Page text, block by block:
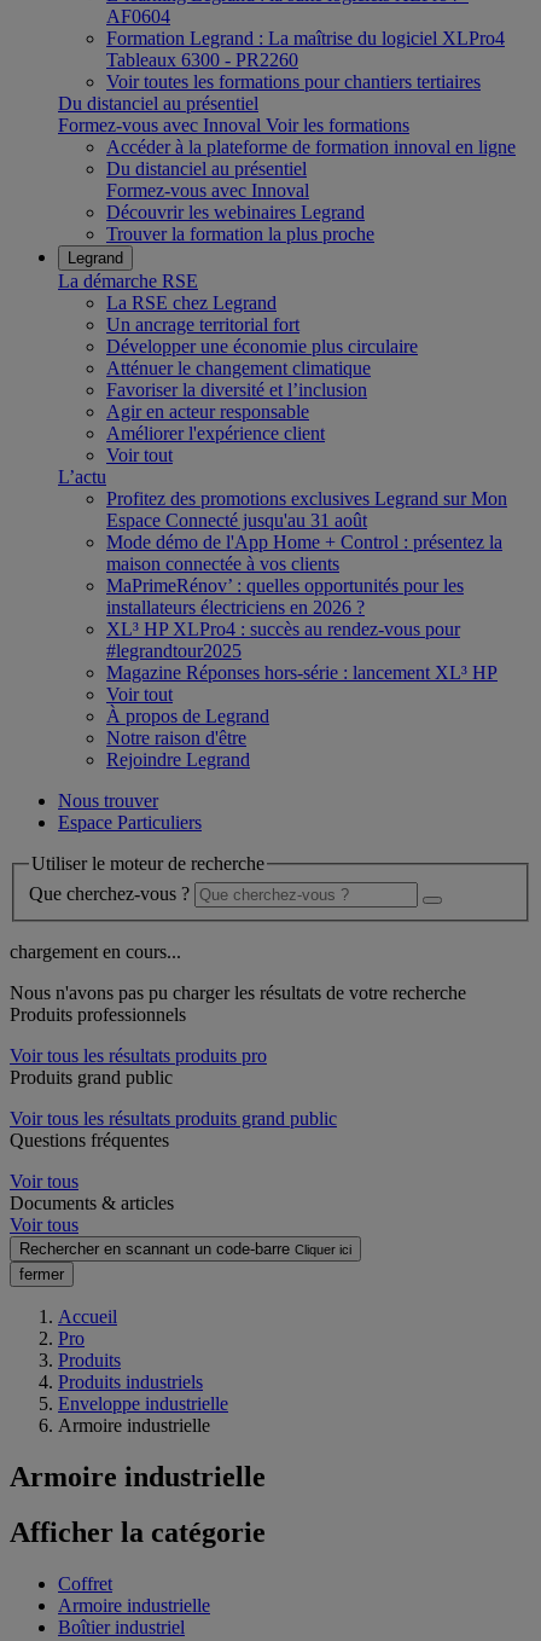
AF0604
Formation Legrand : La maîtrise du logiciel XLPro4
Tableaux 6300 - PR2260
Voir toutes les formations pour chantiers tertiaires
Du distanciel au présentiel
Formez-vous avec Innoval Voir les formations
Accéder à la plateforme de formation innoval en ligne
Du distanciel au présentiel
Formez-vous avec Innoval
Découvrir les webinaires Legrand
Trouver la formation la plus proche
Legrand
La démarche RSE
La RSE chez Legrand
Un ancrage territorial fort
Développer une économie plus circulaire
Atténuer le changement climatique
Favoriser la diversité et l’inclusion
Agir en acteur responsable
Améliorer l'expérience client
Voir tout
L’actu
Profitez des promotions exclusives Legrand sur Mon
Espace Connecté jusqu'au 31 août
Mode démo de l'App Home + Control : présentez la
maison connectée à vos clients
MaPrimeRénov’ : quelles opportunités pour les
installateurs électriciens en 2026 ?
XL³ HP XLPro4 : succès au rendez-vous pour
#legrandtour2025
Magazine Réponses hors-série : lancement XL³ HP
Voir tout
À propos de Legrand
Notre raison d'être
Rejoindre Legrand
Nous trouver
Espace Particuliers
Utiliser le moteur de recherche
Que cherchez-vous ?
chargement en cours...
Nous n'avons pas pu charger les résultats de votre recherche
Produits professionnels
Voir tous les résultats produits pro
Produits grand public
Voir tous les résultats produits grand public
Questions fréquentes
Voir tous
Documents & articles
Voir tous
Rechercher en scannant un code-barre Cliquer ici
fermer
Accueil
Pro
Produits
Produits industriels
Enveloppe industrielle
Armoire industrielle
Armoire industrielle
Afficher la catégorie
Coffret
Armoire industrielle
Boîtier industriel